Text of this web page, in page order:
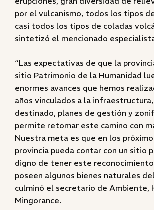
por el vulcanismo, todos los tipos
casi todos los tipos de coladas
sintetizó el mencionado
“Las expectativas de que la
sitio Patrimonio de la Humanidad
enormes avances que hemos
años vinculados a la
destinado, planes de gestión y
permite retomar este camino con
Nuestra meta es que en los
provincia pueda contar con un sitio
digno de tener este
poseen algunos bienes naturales
culminó el secretario de Ambiente,
Mingorance.